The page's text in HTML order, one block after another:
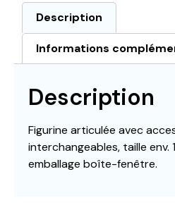
Description
Informations
Description
Figurine articulée avec
interchangeables, taille env.
emballage boîte-fenêtre.